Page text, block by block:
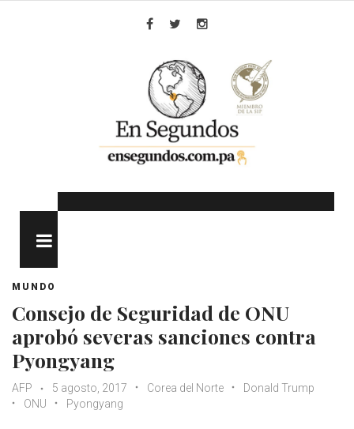
MUNDO
Consejo de Seguridad de ONU
aprobó severas sanciones contra
Pyongyang
AFP 5 agosto, 2017 Corea del Norte
Donald Trump
ONU
Pyongyang